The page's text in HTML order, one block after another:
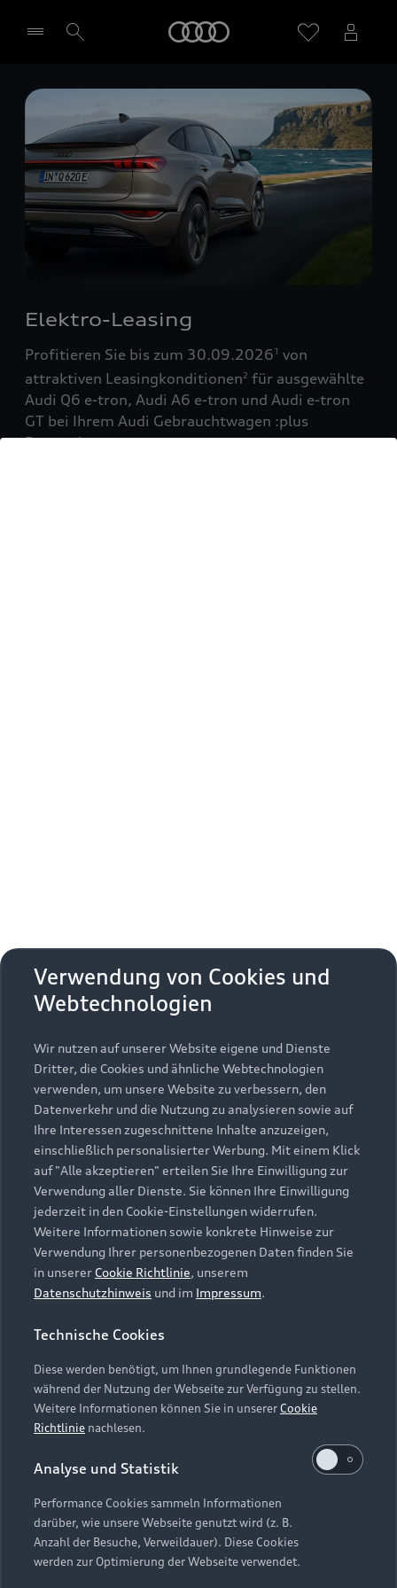
Händler wählen
Elektro-Leasing
Profitieren Sie bis zum 30.09.20261 von
attraktiven Leasingkonditionen2 für ausgewählte
Audi Q6 e-tron, Audi A6 e-tron und Audi e-tron
GT bei Ihrem Audi Gebrauchtwagen :plus
Partner!
Zurück nach oben
Modelle
Alle Modelle
Modelle vergleichen
Elektromodelle
Plug-in-Hybride
Kaufen & leasen
Neuwagensuche
Gebrauchtwagensuche
Gebrauchtwagen
Finanzierung
Aktionen & Angebote
Geschäftskunden
Service & Zubehör
Saisonale Angebote
Audi Services
Garantie
Audi digital services
myAudi
Support
Kundenservice
Händlersuche
Audi Code
Online-Terminvereinbarung
Servicekontakt
Vertrag widerrufen
Über Audi
Unternehmen
Karriere
Investor Relations
Presse & Media Center
Datenschutz
Audi erleben
Newsletter
Impressum Rechtliches
Hinweisgebersystem
Datenschutzinformation
Cookie-Einstellungen
Cookie-Richtlinie
Barrierefreiheit
Hinweis: Die aktuelle Darstellung und Anordnung der
Embleme am Fahrzeug bei allen Abbildungen auf dieser
Webseite kann abweichen.
Verwendung von Cookies und
Webtechnologien
Wir nutzen auf unserer Website eigene und Dienste
Dritter, die Cookies und ähnliche Webtechnologien
verwenden, um unsere Website zu verbessern, den
Datenverkehr und die Nutzung zu analysieren sowie auf
Ihre Interessen zugeschnittene Inhalte anzuzeigen,
einschließlich personalisierter Werbung. Mit einem Klick
auf "Alle akzeptieren" erteilen Sie Ihre Einwilligung zur
Verwendung aller Dienste. Sie können Ihre Einwilligung
jederzeit in den Cookie-Einstellungen widerrufen.
Weitere Informationen sowie konkrete Hinweise zur
Verwendung Ihrer personenbezogenen Daten finden Sie
in unserer Cookie Richtlinie, unserem
Datenschutzhinweis und im Impressum.
Technische Cookies
Diese werden benötigt, um Ihnen grundlegende Funktionen
während der Nutzung der Webseite zur Verfügung zu stellen.
Weitere Informationen können Sie in unsererCookie
Richtlinie nachlesen.
Analyse und Statistik
Performance Cookies sammeln Informationen
darüber, wie unsere Webseite genutzt wird (z. B.
Anzahl der Besuche, Verweildauer). Diese Cookies
werden zur Optimierung der Webseite verwendet.